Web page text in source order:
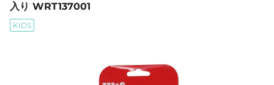
入り WRT137001
KIDS